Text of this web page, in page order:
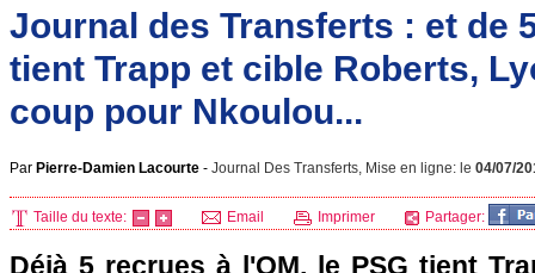
Journal des Transferts : et de
tient Trapp et cible Roberts,
coup pour Nkoulou...
Par Pierre-Damien Lacourte - Journal Des Transferts, Mise en ligne: le 04/07/
Taille du texte: Email Imprimer Partager:
Déjà 5 recrues à l'OM, le PSG tient